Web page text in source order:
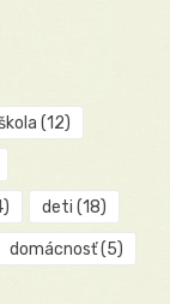
(12)
deti (18)
domácnosť(5)